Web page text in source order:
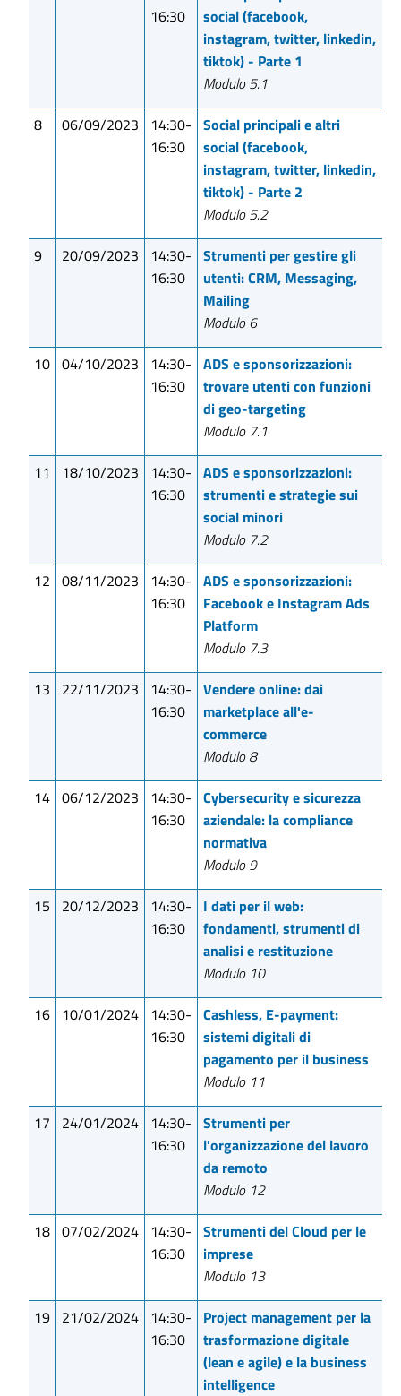
16:30
social (facebook,
instagram, twitter, linkedin,
tiktok) - Parte 1
Modulo 5.1
8
06/09/2023
14:30-
16:30
Social principali e altri
social (facebook,
instagram, twitter, linkedin,
tiktok) - Parte 2
Modulo 5.2
9
20/09/2023
14:30-
16:30
Strumenti per gestire gli
utenti: CRM, Messaging,
Mailing
Modulo 6
10 04/10/2023
14:30-
16:30
ADS e sponsorizzazioni:
trovare utenti con funzioni
di geo-targeting
Modulo 7.1
11
18/10/2023
14:30-
16:30
ADS e sponsorizzazioni:
strumenti e strategie sui
social minori
Modulo 7.2
12 08/11/2023
14:30-
16:30
ADS e sponsorizzazioni:
Facebook e Instagram Ads
Platform
Modulo 7.3
13
22/11/2023
14:30-
16:30
Vendere online: dai
marketplace all'e-
commerce
Modulo 8
14 06/12/2023
14:30-
16:30
Cybersecurity e sicurezza
aziendale: la compliance
normativa
Modulo 9
15
20/12/2023
14:30-
16:30
I dati per il web:
fondamenti, strumenti di
analisi e restituzione
Modulo 10
16
10/01/2024
14:30-
16:30
Cashless, E-payment:
sistemi digitali di
pagamento per il business
Modulo 11
17
24/01/2024
14:30-
16:30
Strumenti per
l'organizzazione del lavoro
da remoto
Modulo 12
18 07/02/2024
14:30-
16:30
Strumenti del Cloud per le
imprese
Modulo 13
19 21/02/2024
14:30-
16:30
Project management per la
trasformazione digitale
(lean e agile) e la business
intelligence